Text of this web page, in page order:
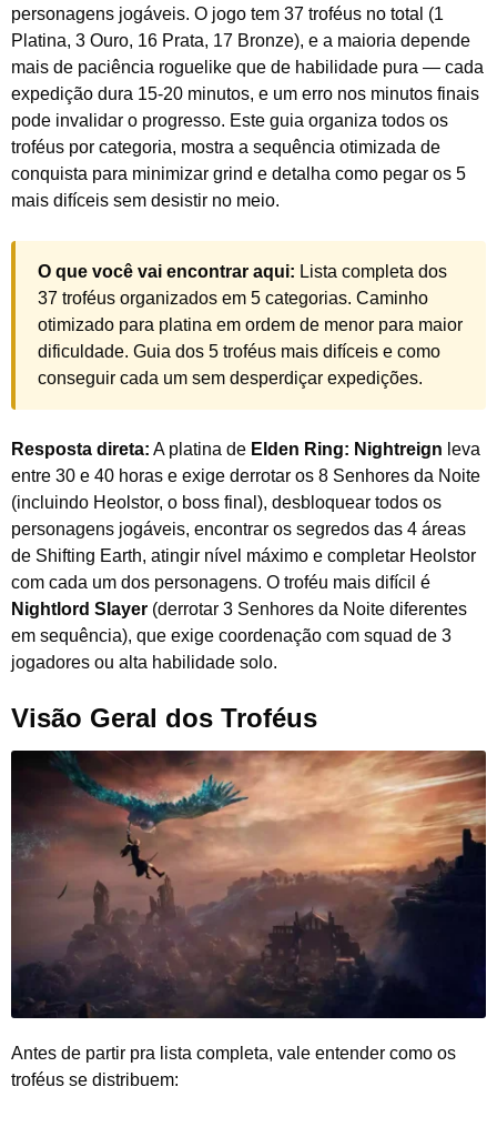
personagens jogáveis. O jogo tem 37 troféus no total (1
Platina, 3 Ouro, 16 Prata, 17 Bronze), e a maioria depende
mais de paciência roguelike que de habilidade pura — cada
expedição dura 15-20 minutos, e um erro nos minutos finais
pode invalidar o progresso. Este guia organiza todos os
troféus por categoria, mostra a sequência otimizada de
conquista para minimizar grind e detalha como pegar os 5
mais difíceis sem desistir no meio.
O que você vai encontrar aqui: Lista completa dos
37 troféus organizados em 5 categorias. Caminho
otimizado para platina em ordem de menor para maior
dificuldade. Guia dos 5 troféus mais difíceis e como
conseguir cada um sem desperdiçar expedições.
Resposta direta: A platina de Elden Ring: Nightreign leva
entre 30 e 40 horas e exige derrotar os 8 Senhores da Noite
(incluindo Heolstor, o boss final), desbloquear todos os
personagens jogáveis, encontrar os segredos das 4 áreas
de Shifting Earth, atingir nível máximo e completar Heolstor
com cada um dos personagens. O troféu mais difícil é
Nightlord Slayer (derrotar 3 Senhores da Noite diferentes
em sequência), que exige coordenação com squad de 3
jogadores ou alta habilidade solo.
Visão Geral dos Troféus
Antes de partir pra lista completa, vale entender como os
troféus se distribuem: